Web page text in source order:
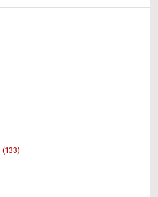
(133)